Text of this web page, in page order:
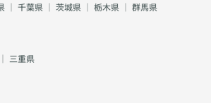
｜ 千葉県 ｜ 茨城県 ｜ 栃木県 ｜ 群馬県
｜ 三重県